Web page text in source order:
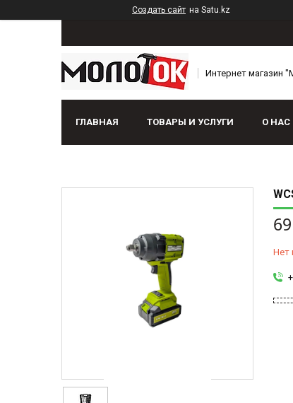
Создать сайт на Satu.kz
Интернет магазин
ГЛАВНАЯ ТОВАРЫ И УСЛУГИ О НАС
Нет